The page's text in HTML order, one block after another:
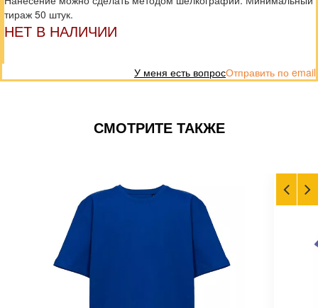
тираж 50 штук.
НЕТ В НАЛИЧИИ
Отправить по email
У меня есть вопрос
СМОТРИТЕ ТАКЖЕ